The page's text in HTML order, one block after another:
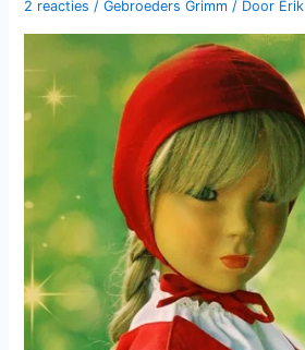
2 reacties /Gebroeders Grimm / Door Erik